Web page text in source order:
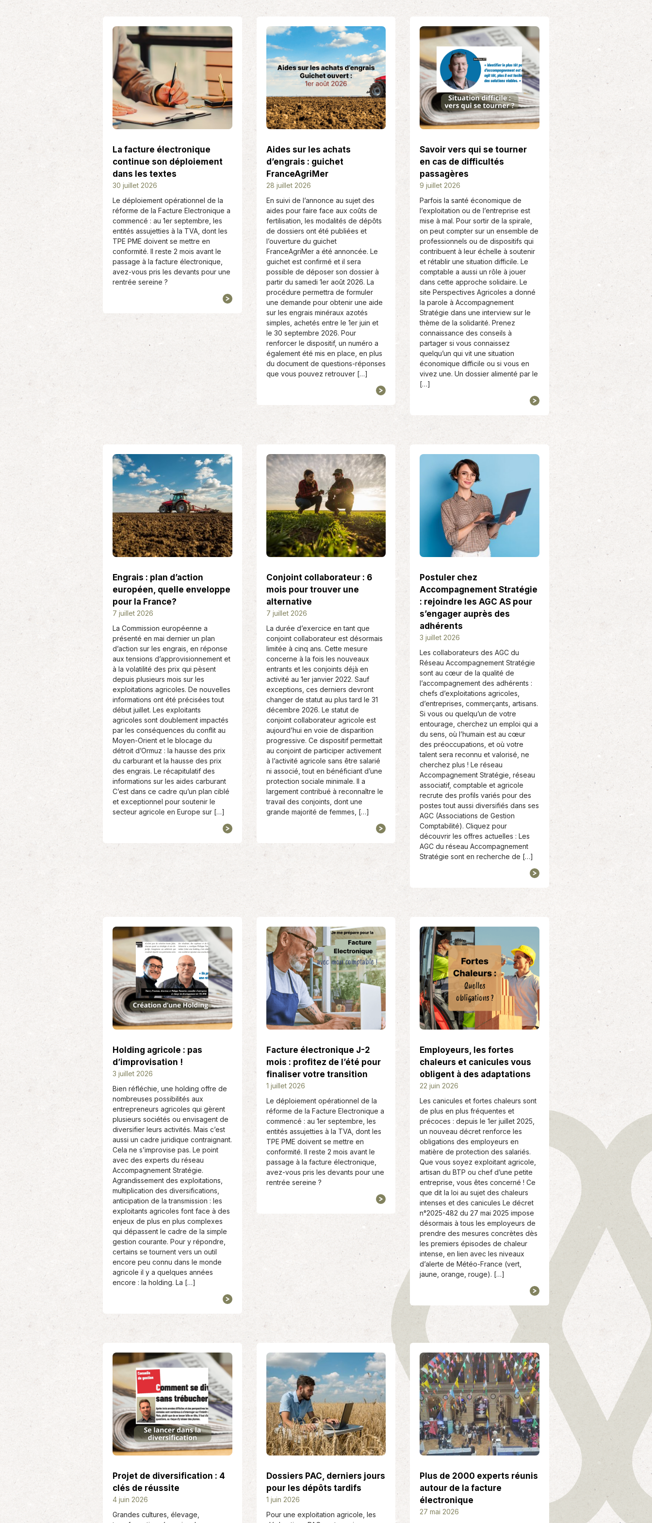
Quelle que soit l’importance de votre
patrimoine, il est important de pouvoir
Prévoyance et retraite
Les retraites de demain se préparent
dès aujourd’hui, de même que
l’anticipation…
Informatique
En partenariat avec Isagri, AS Cefiga
vous conseille sur les solutions
informatiques les mieux…
La facture électronique
continue son déploiement
dans les textes
D
t
e
:
30 juillet 2026
Le déploiement opérationnel de la
réforme de la Facture Electronique a
commencé : au 1er septembre, les
entités assujetties à la TVA, dont les
TPE PME doivent se mettre en
conformité. Il reste 2 mois avant le
passage à la facture électronique,
avez-vous pris les devants pour une
rentrée sereine ?
Aides sur les achats
d’engrais : guichet
FranceAgriMer
D
t
e
:
28 juillet 2026
En suivi de l’annonce au sujet des
aides pour faire face aux coûts de
fertilisation, les modalités de dépôts
de dossiers ont été publiées et
l’ouverture du guichet
FranceAgriMer a été annoncée. Le
guichet est confirmé et il sera
possible de déposer son dossier à
partir du samedi 1er août 2026. La
procédure permettra de formuler
une demande pour obtenir une aide
sur les engrais minéraux azotés
simples, achetés entre le 1er juin et
le 30 septembre 2026. Pour
renforcer le dispositif, un numéro a
également été mis en place, en plus
du document de questions-réponses
que vous pouvez retrouver […]
Savoir vers qui se tourner
en cas de difficultés
passagères
D
t
e
:
9 juillet 2026
Parfois la santé économique de
l’exploitation ou de l’entreprise est
mise à mal. Pour sortir de la spirale,
on peut compter sur un ensemble de
professionnels ou de dispositifs qui
contribuent à leur échelle à soutenir
et rétablir une situation difficile. Le
comptable a aussi un rôle à jouer
dans cette approche solidaire. Le
site Perspectives Agricoles a donné
la parole à Accompagnement
Stratégie dans une interview sur le
thème de la solidarité. Prenez
connaissance des conseils à
partager si vous connaissez
quelqu’un qui vit une situation
économique difficile ou si vous en
vivez une. Un dossier alimenté par le
[…]
Engrais : plan d’action
européen, quelle enveloppe
pour la France?
D
t
e
:
7 juillet 2026
La Commission européenne a
présenté en mai dernier un plan
d’action sur les engrais, en réponse
aux tensions d’approvisionnement et
à la volatilité des prix qui pèsent
depuis plusieurs mois sur les
exploitations agricoles. De nouvelles
informations ont été précisées tout
début juillet. Les exploitants
agricoles sont doublement impactés
par les conséquences du conflit au
Moyen-Orient et le blocage du
détroit d’Ormuz : la hausse des prix
du carburant et la hausse des prix
des engrais. Le récapitulatif des
informations sur les aides carburant
C’est dans ce cadre qu’un plan ciblé
et exceptionnel pour soutenir le
secteur agricole en Europe sur […]
Conjoint collaborateur : 6
mois pour trouver une
alternative
D
t
e
:
7 juillet 2026
La durée d’exercice en tant que
conjoint collaborateur est désormais
limitée à cinq ans. Cette mesure
concerne à la fois les nouveaux
entrants et les conjoints déjà en
activité au 1er janvier 2022. Sauf
exceptions, ces derniers devront
changer de statut au plus tard le 31
décembre 2026. Le statut de
conjoint collaborateur agricole est
aujourd’hui en voie de disparition
progressive. Ce dispositif permettait
au conjoint de participer activement
à l’activité agricole sans être salarié
ni associé, tout en bénéficiant d’une
protection sociale minimale. Il a
largement contribué à reconnaître le
travail des conjoints, dont une
grande majorité de femmes, […]
Postuler chez
Accompagnement Stratégie
: rejoindre les AGC AS pour
s’engager auprès des
adhérents
D
t
e
:
3 juillet 2026
Les collaborateurs des AGC du
Réseau Accompagnement Stratégie
sont au cœur de la qualité de
l’accompagnement des adhérents :
chefs d’exploitations agricoles,
d’entreprises, commerçants, artisans.
Si vous ou quelqu’un de votre
entourage, cherchez un emploi qui a
du sens, où l’humain est au cœur
des préoccupations, et où votre
talent sera reconnu et valorisé, ne
cherchez plus ! Le réseau
Accompagnement Stratégie, réseau
associatif, comptable et agricole
recrute des profils variés pour des
postes tout aussi diversifiés dans ses
AGC (Associations de Gestion
Comptabilité). Cliquez pour
découvrir les offres actuelles : Les
AGC du réseau Accompagnement
Stratégie sont en recherche de […]
Holding agricole : pas
d’improvisation !
D
t
e
:
3 juillet 2026
Bien réfléchie, une holding offre de
nombreuses possibilités aux
entrepreneurs agricoles qui gèrent
plusieurs sociétés ou envisagent de
diversifier leurs activités. Mais c’est
aussi un cadre juridique contraignant.
Cela ne s’improvise pas. Le point
avec des experts du réseau
Accompagnement Stratégie.
Agrandissement des exploitations,
multiplication des diversifications,
anticipation de la transmission : les
exploitants agricoles font face à des
enjeux de plus en plus complexes
qui dépassent le cadre de la simple
gestion courante. Pour y répondre,
certains se tournent vers un outil
encore peu connu dans le monde
agricole il y a quelques années
encore : la holding. La […]
Facture électronique J-2
mois : profitez de l’été pour
finaliser votre transition
D
t
e
:
1 juillet 2026
Le déploiement opérationnel de la
réforme de la Facture Electronique a
commencé : au 1er septembre, les
entités assujetties à la TVA, dont les
TPE PME doivent se mettre en
conformité. Il reste 2 mois avant le
passage à la facture électronique,
avez-vous pris les devants pour une
rentrée sereine ?
Employeurs, les fortes
chaleurs et canicules vous
obligent à des adaptations
D
t
e
:
22 juin 2026
Les canicules et fortes chaleurs sont
de plus en plus fréquentes et
précoces : depuis le 1er juillet 2025,
un nouveau décret renforce les
obligations des employeurs en
matière de protection des salariés.
Que vous soyez exploitant agricole,
artisan du BTP ou chef d’une petite
entreprise, vous êtes concerné ! Ce
que dit la loi au sujet des chaleurs
intenses et des canicules Le décret
n°2025-482 du 27 mai 2025 impose
désormais à tous les employeurs de
prendre des mesures concrètes dès
les premiers épisodes de chaleur
intense, en lien avec les niveaux
d’alerte de Météo-France (vert,
jaune, orange, rouge). […]
Projet de diversification : 4
clés de réussite
D
t
4 juin 2026
Grandes cultures, élevage,
Dossiers PAC, derniers jours
pour les dépôts tardifs
D
t
1 juin 2026
Pour une exploitation agricole, les
Plus de 2000 experts réunis
autour de la facture
électronique
D
27 mai 2026